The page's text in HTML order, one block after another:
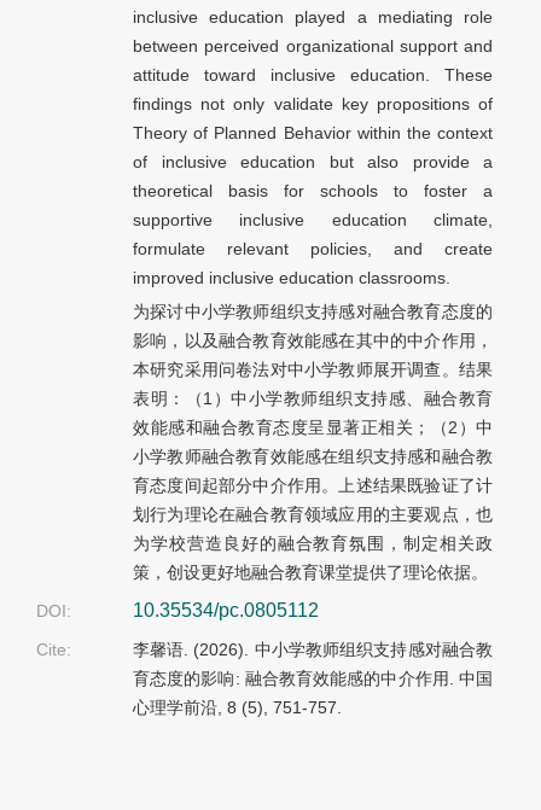
inclusive education played a mediating role
between perceived organizational support and
attitude toward inclusive education. These
findings not only validate key propositions of
Theory of Planned Behavior within the context
of inclusive education but also provide a
theoretical basis for schools to foster a
supportive inclusive education climate,
formulate relevant policies, and create
improved inclusive education classrooms.
为探讨中小学教师组织支持感对融合教育态度的
影响，以及融合教育效能感在其中的中介作用，
本研究采用问卷法对中小学教师展开调查。结果
表明：（1）中小学教师组织支持感、融合教育
效能感和融合教育态度呈显著正相关；（2）中
小学教师融合教育效能感在组织支持感和融合教
育态度间起部分中介作用。上述结果既验证了计
划行为理论在融合教育领域应用的主要观点，也
为学校营造良好的融合教育氛围，制定相关政
策，创设更好地融合教育课堂提供了理论依据。
DOI:
10.35534/pc.0805112
Cite:
李馨语. (2026). 中小学教师组织支持感对融合教
育态度的影响: 融合教育效能感的中介作用. 中国
心理学前沿, 8 (5), 751-757.